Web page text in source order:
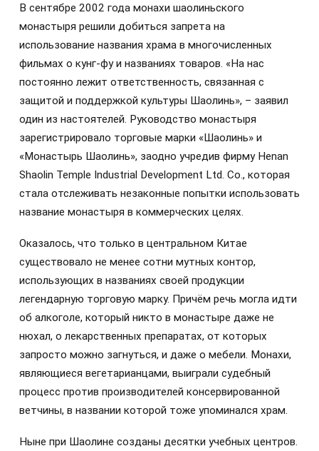
В сентябре 2002 года монахи шаолиньского
монастыря решили добиться запрета на
использование названия храма в многочисленных
фильмах о кунг-фу и названиях товаров. «На нас
постоянно лежит ответственность, связанная с
защитой и поддержкой культуры Шаолинь», – заявил
один из настоятелей. Руководство монастыря
зарегистрировало торговые марки «Шаолинь» и
«Монастырь Шаолинь», заодно учредив фирму Henan
Shaolin Temple Industrial Development Ltd. Co., которая
стала отслеживать незаконные попытки использовать
название монастыря в коммерческих целях.
Оказалось, что только в центральном Китае
существовало не менее сотни мутных контор,
использующих в названиях своей продукции
легендарную торговую марку. Причём речь могла идти
об алкоголе, который никто в монастыре даже не
нюхал, о лекарственных препаратах, от которых
запросто можно загнуться, и даже о мебели. Монахи,
являющиеся вегетарианцами, выиграли судебный
процесс против производителей консервированной
ветчины, в названии которой тоже упоминался храм.
Ныне при Шаолине созданы десятки учебных центров.